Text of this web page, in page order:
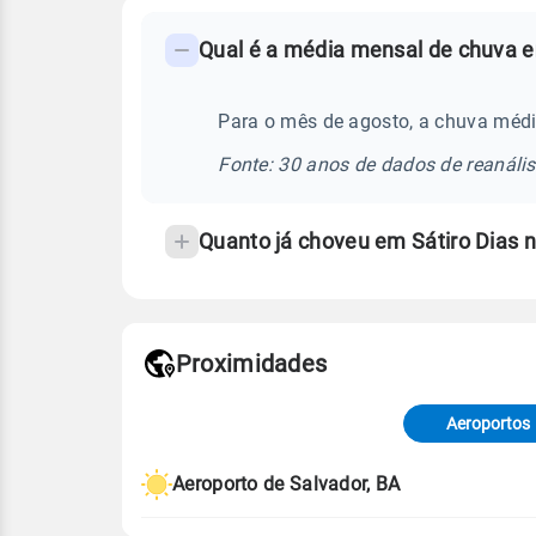
frequentes
temperatura
Qual é a média mensal de chuva
Para o mês de agosto, a chuva
Fonte: 30 anos de dados de
Quanto já choveu em Sátiro Dias
de Tempo e Estudos Climáticos
Proximidades
Aeroportos
Aeroporto de Salvador, BA